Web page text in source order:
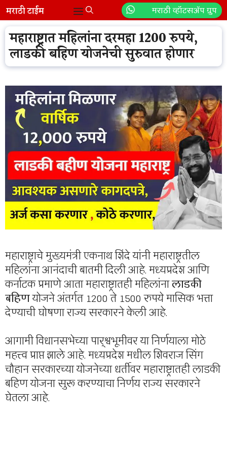
Skip
to
content
मराठी व्हॉटसॲप ग्रुप
Menu
महाराष्ट्रात महिलांना दरमहा 1200 रुपये,
लाडकी बहिण योजनेची सुरुवात होणार
महाराष्ट्राचे मुख्यमंत्री एकनाथ शिंदे यांनी महाराष्ट्रतील
महिलांना आनंदाची बातमी दिली आहे. मध्यप्रदेश आणि
कर्नाटक प्रमाणे आता महाराष्ट्रातही महिलांनालाडकी
बहिणयोजने अंतर्गत 1200 ते 1500 रुपये मासिक भत्ता
देण्याची घोषणा राज्य सरकारने केली आहे.
आगामी विधानसभेच्या पार्श्वभूमीवर या निर्णयाला मोठे
महत्त्व प्राप्त झाले आहे. मध्यप्रदेश मधील शिवराज सिंग
चौहान सरकारच्या योजनेच्या धर्तीवर महाराष्ट्रातही लाडकी
बहिण योजना सुरू करण्याचा निर्णय राज्य सरकारने
घेतला आहे.